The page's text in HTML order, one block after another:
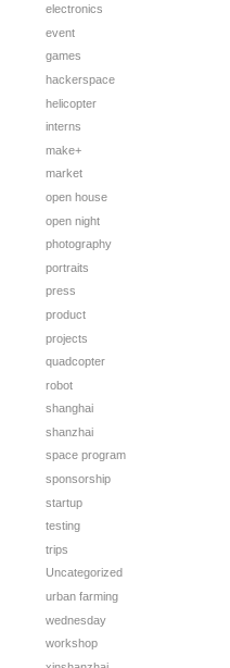
electronics
event
games
hackerspace
helicopter
interns
make+
market
open house
open night
photography
portraits
press
product
projects
quadcopter
robot
shanghai
shanzhai
space program
sponsorship
startup
testing
trips
Uncategorized
urban farming
wednesday
workshop